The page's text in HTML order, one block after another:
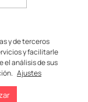
y de terceros
y facilitarle
el análisis de sus
Ajustes